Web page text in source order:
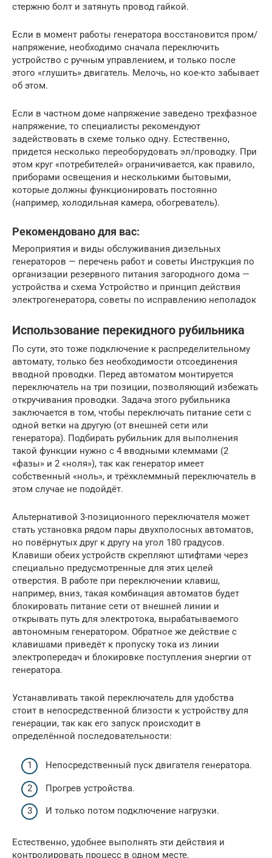
стержню болт и затянуть провод гайкой.
Если в момент работы генератора восстановится пром/
напряжение, необходимо сначала переключить
устройство с ручным управлением, и только после
этого «глушить» двигатель. Мелочь, но кое-кто забывает
об этом.
Если в частном доме напряжение заведено трехфазное
напряжение, то специалисты рекомендуют
задействовать в схеме только одну. Естественно,
придется несколько переоборудовать эл/проводку. При
этом круг «потребителей» ограничивается, как правило,
приборами освещения и несколькими бытовыми,
которые должны функционировать постоянно
(например, холодильная камера, обогреватель).
Рекомендовано для вас:
Мероприятия и виды обслуживания дизельных
генераторов — перечень работ и советы Инструкция по
организации резервного питания загородного дома —
устройства и схема Устройство и принцип действия
электрогенератора, советы по исправлению неполадок
Использование перекидного рубильника
По сути, это тоже подключение к распределительному
автомату, только без необходимости отсоединения
вводной проводки. Перед автоматом монтируется
переключатель на три позиции, позволяющий избежать
откручивания проводки. Задача этого рубильника
заключается в том, чтобы переключать питание сети с
одной ветки на другую (от внешней сети или
генератора). Подбирать рубильник для выполнения
такой функции нужно с 4 вводными клеммами (2
«фазы» и 2 «ноля»), так как генератор имеет
собственный «ноль», и трёхклеммный переключатель в
этом случае не подойдёт.
Альтернативой 3-позиционного переключателя может
стать установка рядом пары двухполосных автоматов,
но повёрнутых друг к другу на угол 180 градусов.
Клавиши обеих устройств скрепляют штифтами через
специально предусмотренные для этих целей
отверстия. В работе при переключении клавиш,
например, вниз, такая комбинация автоматов будет
блокировать питание сети от внешней линии и
открывать путь для электротока, вырабатываемого
автономным генератором. Обратное же действие с
клавишами приведёт к пропуску тока из линии
электропередач и блокировке поступления энергии от
генератора.
Устанавливать такой переключатель для удобства
стоит в непосредственной близости к устройству для
генерации, так как его запуск происходит в
определённой последовательности:
Непосредственный пуск двигателя генератора.
Прогрев устройства.
И только потом подключение нагрузки.
Естественно, удобнее выполнять эти действия и
контролировать процесс в одном месте.